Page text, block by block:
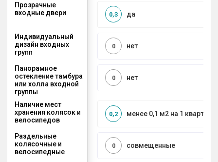
Прозрачные
входные двери
да
0,3
Индивидуальный
дизайн входных
групп
нет
0
Панорамное
остекление тамбура
или холла входной
группы
нет
0
Наличие мест
хранения колясок и
велосипедов
менее 0,1 м2 на 1 квартиру
0,2
Раздельные
колясочные и
велосипедные
совмещенные
0